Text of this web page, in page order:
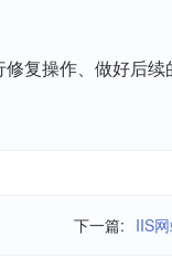
复操作、做好后
下一篇: IIS